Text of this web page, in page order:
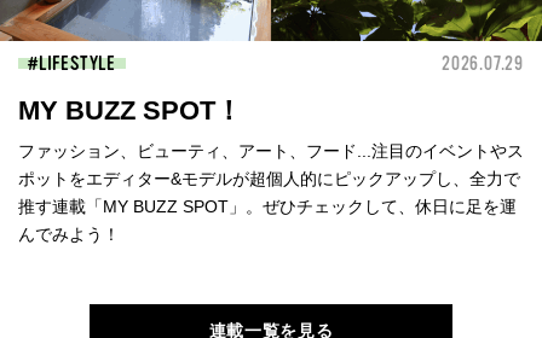
LIFESTYLE 2026.07.29
MY BUZZ SPOT！
ファッション、ビューティ、アート、フード...注目のイベントやス
ポットをエディター&モデルが超個人的にピックアップし、全力で
推す連載「MY BUZZ SPOT」。ぜひチェックして、休日に足を運
んでみよう！
連載一覧を見る